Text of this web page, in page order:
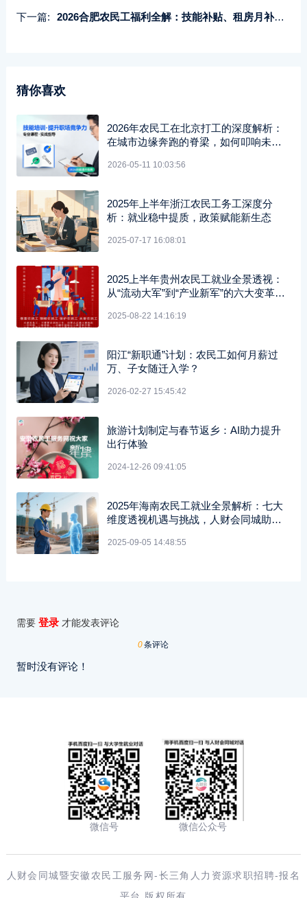
下一篇:
2026合肥农民工福利全解：技能补贴、租房月补、职业晋升路径与定居指南
猜你喜欢
2026年农民工在北京打工的深度解析：
在城市边缘奔跑的脊梁，如何叩响未来
2026-05-11 10:03:56
2025年上半年浙江农民工务工深度分
析：就业稳中提质，政策赋能新生态
2025-07-17 16:08:01
2025上半年贵州农民工就业全景透视：
从“流动大军”到“产业新军”的六大变革密
2025-08-22 14:16:19
阳江“新职通”计划：农民工如何月薪过
万、子女随迁入学？
2026-02-27 15:45:42
旅游计划制定与春节返乡：AI助力提升
出行体验
2024-12-26 09:41:05
2025年海南农民工就业全景解析：七大
维度透视机遇与挑战，人财会同城助你
2025-09-05 14:48:55
需要登录 才能发表评论
0条评论
暂时没有评论！
微信号 微信公众号
人财会同城暨安徽农民工服务网-长三角人力资源求职招聘-报名